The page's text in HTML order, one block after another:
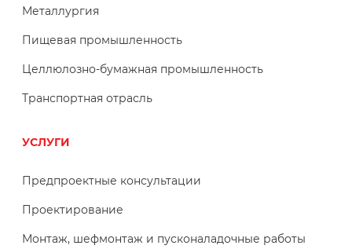
Металлургия
Пищевая промышленность
Целлюлозно-бумажная промышленность
Транспортная отрасль
УСЛУГИ
Предпроектные консультации
Проектирование
Монтаж, шефмонтаж и пусконаладочные работы